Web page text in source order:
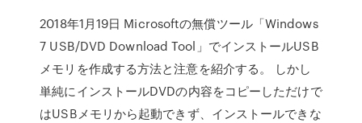
2018年1月19日 Microsoftの無償ツール「Windows
7 USB/DVD Download Tool」でインストールUSB
メモリを作成する方法と注意を紹介する。 しかし
単純にインストールDVDの内容をコピーしただけで
はUSBメモリから起動できず、インストールできな